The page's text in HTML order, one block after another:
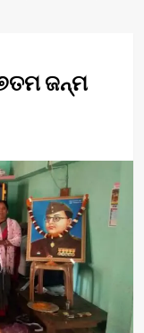
ଜନ୍ମ